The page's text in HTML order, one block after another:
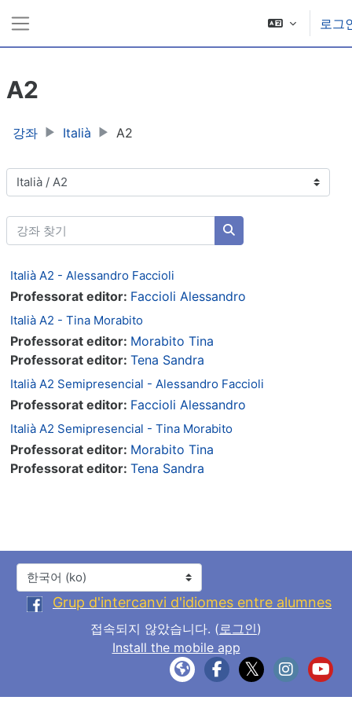
로그
A2
강좌 Italià A2
강좌 범주
강좌 찾기
강좌 찾기
Italià A2 - Alessandro Faccioli
Professorat editor: Faccioli Alessandro
Italià A2 - Tina Morabito
Professorat editor: Morabito Tina
Professorat editor: Tena Sandra
Italià A2 Semipresencial - Alessandro Faccioli
Professorat editor: Faccioli Alessandro
Italià A2 Semipresencial - Tina Morabito
Professorat editor: Morabito Tina
Professorat editor: Tena Sandra
언어
Grup d'intercanvi d'idiomes entre alumnes
접속되지 않았습니다. (로그인)
Install the mobile app